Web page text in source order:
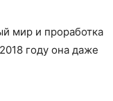
мир и проработка
году она даже